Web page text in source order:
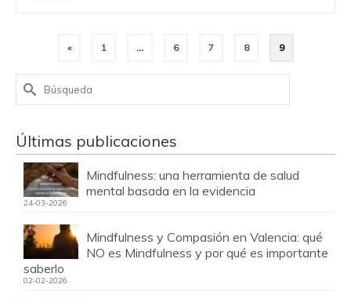
« 1 … 6 7 8 9
Buscar
por:
Últimas publicaciones
Mindfulness: una herramienta de salud
mental basada en la evidencia
24-03-2026
Mindfulness y Compasión en Valencia: qué
NO es Mindfulness y por qué es importante
saberlo
02-02-2026